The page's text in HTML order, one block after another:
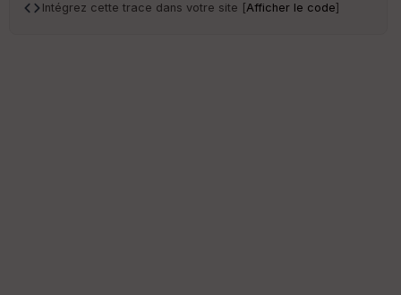
Intégrez cette trace dans votre site [Afficher le code]